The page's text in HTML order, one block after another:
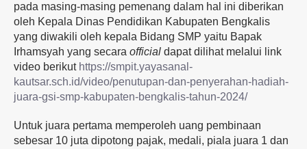
pada masing-masing pemenang dalam hal ini diberikan
oleh Kepala Dinas Pendidikan Kabupaten Bengkalis
yang diwakili oleh kepala Bidang SMP yaitu Bapak
Irhamsyah yang secara official dapat dilihat melalui link
video berikut https://smpit.yayasanal-
kautsar.sch.id/video/penutupan-dan-penyerahan-hadiah-
juara-gsi-smp-kabupaten-bengkalis-tahun-2024/
Untuk juara pertama memperoleh uang pembinaan
sebesar 10 juta dipotong pajak, medali, piala juara 1 dan